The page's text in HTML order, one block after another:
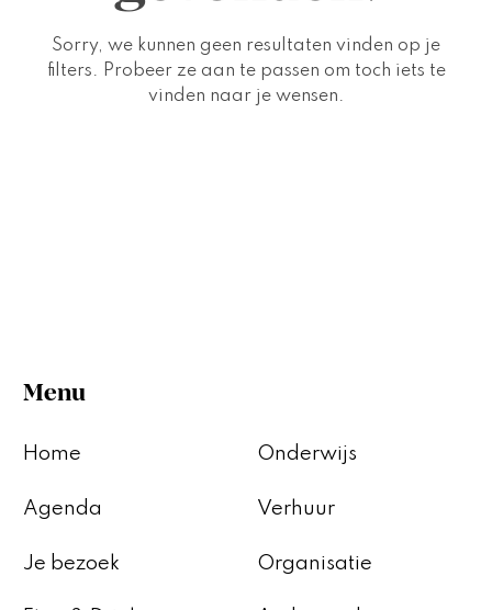
Sorry, we kunnen geen resultaten vinden op je
filters. Probeer ze aan te passen om toch iets te
vinden naar je wensen.
Menu
Home
Agenda
Je bezoek
Onderwijs
Verhuur
Organisatie